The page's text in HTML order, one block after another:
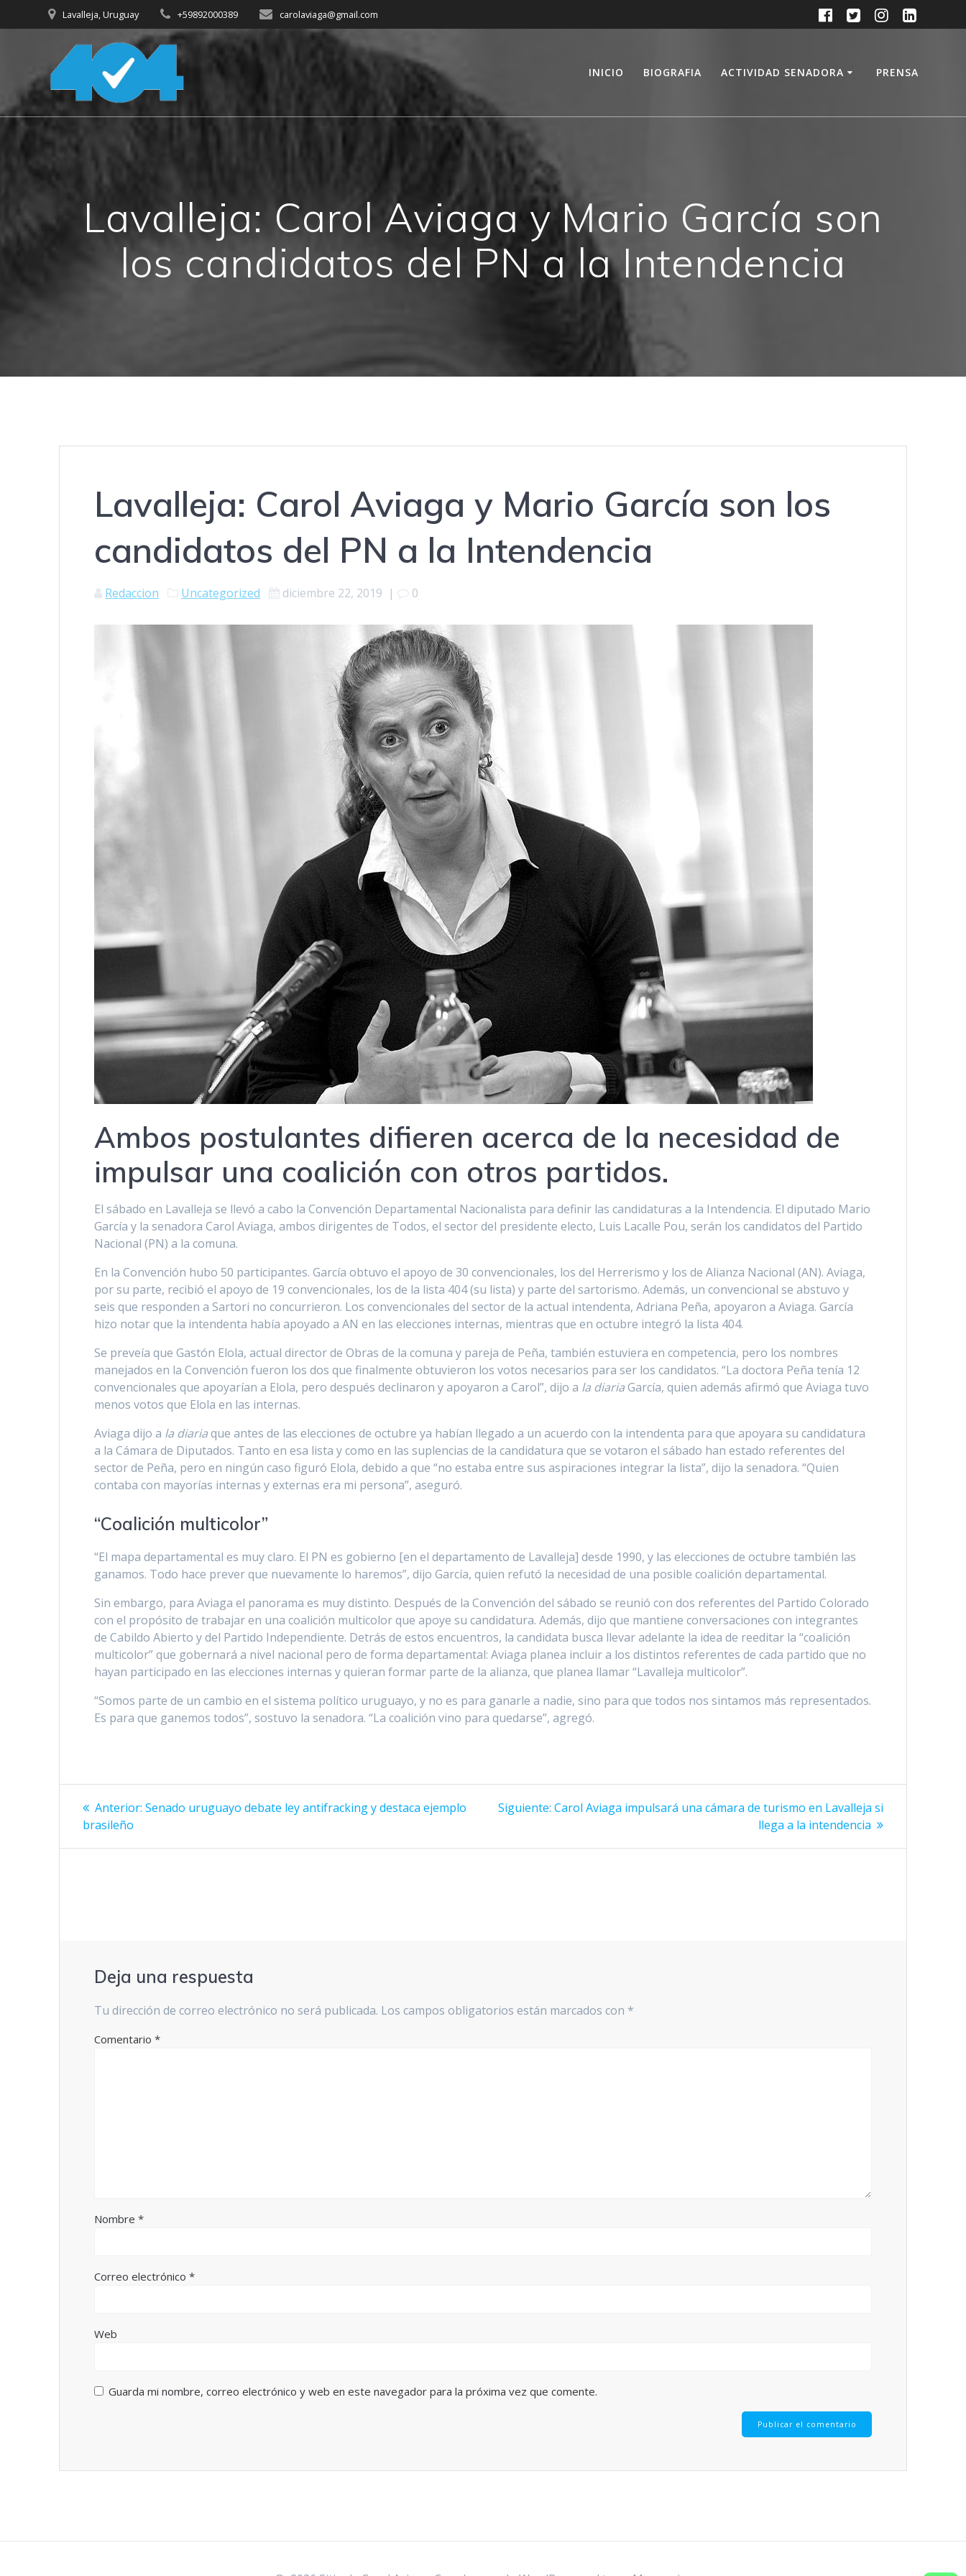
al
Lavalleja, Uruguay +59892000389 carolaviaga@gmail.com
INICIO BIOGRAFIA ACTIVIDAD SENADORA PRENSA
Lavalleja: Carol Aviaga y Mario García son
los candidatos del PN a la Intendencia
Lavalleja: Carol Aviaga y Mario García son los
candidatos del PN a la Intendencia
Redaccion Uncategorized diciembre 22, 2019 | 0
Ambos postulantes difieren acerca de la necesidad de
impulsar una coalición con otros partidos.
El sábado en Lavalleja se llevó a cabo la Convención Departamental Nacionalista para definir las candidaturas a la Intendencia. El diputado Mario
García y la senadora Carol Aviaga, ambos dirigentes de Todos, el sector del presidente electo, Luis Lacalle Pou, serán los candidatos del Partido
Nacional (PN) a la comuna.
En la Convención hubo 50 participantes. García obtuvo el apoyo de 30 convencionales, los del Herrerismo y los de Alianza Nacional (AN). Aviaga,
por su parte, recibió el apoyo de 19 convencionales, los de la lista 404 (su lista) y parte del sartorismo. Además, un convencional se abstuvo y
seis que responden a Sartori no concurrieron. Los convencionales del sector de la actual intendenta, Adriana Peña, apoyaron a Aviaga. García
hizo notar que la intendenta había apoyado a AN en las elecciones internas, mientras que en octubre integró la lista 404.
Se preveía que Gastón Elola, actual director de Obras de la comuna y pareja de Peña, también estuviera en competencia, pero los nombres
manejados en la Convención fueron los dos que finalmente obtuvieron los votos necesarios para ser los candidatos. “La doctora Peña tenía 12
convencionales que apoyarían a Elola, pero después declinaron y apoyaron a Carol”, dijo a la diariaGarcía, quien además afirmó que Aviaga tuvo
menos votos que Elola en las internas.
Aviaga dijo a la diariaque antes de las elecciones de octubre ya habían llegado a un acuerdo con la intendenta para que apoyara su candidatura
a la Cámara de Diputados. Tanto en esa lista y como en las suplencias de la candidatura que se votaron el sábado han estado referentes del
sector de Peña, pero en ningún caso figuró Elola, debido a que “no estaba entre sus aspiraciones integrar la lista”, dijo la senadora. “Quien
contaba con mayorías internas y externas era mi persona”, aseguró.
“Coalición multicolor”
“El mapa departamental es muy claro. El PN es gobierno [en el departamento de Lavalleja] desde 1990, y las elecciones de octubre también las
ganamos. Todo hace prever que nuevamente lo haremos”, dijo García, quien refutó la necesidad de una posible coalición departamental.
Sin embargo, para Aviaga el panorama es muy distinto. Después de la Convención del sábado se reunió con dos referentes del Partido Colorado
con el propósito de trabajar en una coalición multicolor que apoye su candidatura. Además, dijo que mantiene conversaciones con integrantes
de Cabildo Abierto y del Partido Independiente. Detrás de estos encuentros, la candidata busca llevar adelante la idea de reeditar la “coalición
multicolor” que gobernará a nivel nacional pero de forma departamental: Aviaga planea incluir a los distintos referentes de cada partido que no
hayan participado en las elecciones internas y quieran formar parte de la alianza, que planea llamar “Lavalleja multicolor”.
“Somos parte de un cambio en el sistema político uruguayo, y no es para ganarle a nadie, sino para que todos nos sintamos más representados.
Es para que ganemos todos”, sostuvo la senadora. “La coalición vino para quedarse”, agregó.
Navegación
de
Anterior: Entrada
Senado uruguayo debate ley antifracking y destaca ejemplo
brasileño
Siguiente: Siguiente
Carol Aviaga impulsará una cámara de turismo en Lavalleja si
llega a la intendencia
Deja una respuesta
Tu dirección de correo electrónico no será publicada. Los campos obligatorios están marcados con *
Comentario*
Nombre*
Correo electrónico*
Web
Guarda mi nombre, correo electrónico y web en este navegador para la próxima vez que comente.